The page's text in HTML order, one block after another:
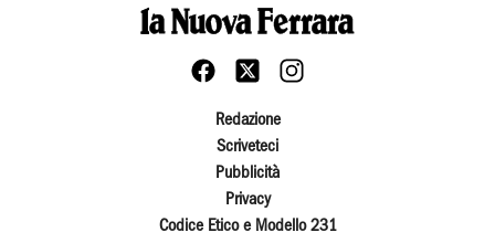
Redazione
Scriveteci
Pubblicità
Privacy
Codice Etico e Modello 231